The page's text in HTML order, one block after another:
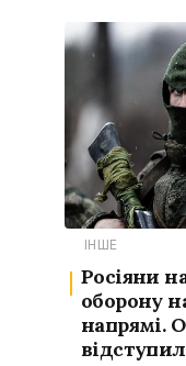
ІНШЕ
Росіяни
оборону
напрямі.